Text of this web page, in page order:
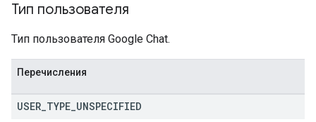
Тип пользователя
Тип пользователя Google Chat.
Перечисления
USER TYPE UNSPECIFIED